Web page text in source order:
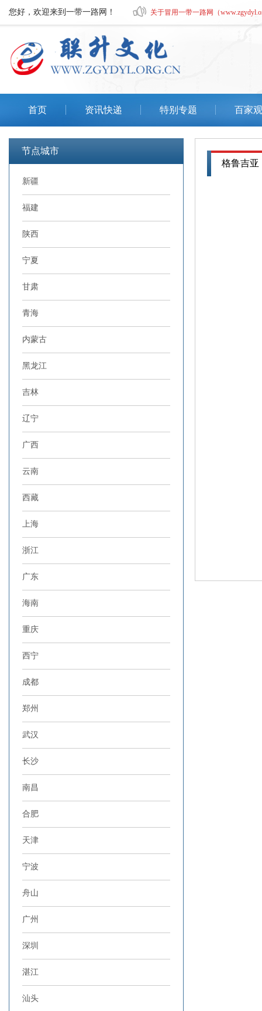
您好，欢迎来到一带一路网！ 关于冒用一带一路网（
关于有人冒用一带一路网文化艺术
关于冒用一带一路网（
首页 资讯快递 特别专题 百家
节点城市
新疆
福建
陕西
宁夏
甘肃
青海
内蒙古
黑龙江
吉林
辽宁
广西
云南
西藏
上海
浙江
广东
海南
重庆
西宁
成都
郑州
武汉
长沙
南昌
合肥
天津
宁波
舟山
广州
深圳
湛江
汕头
格鲁吉亚